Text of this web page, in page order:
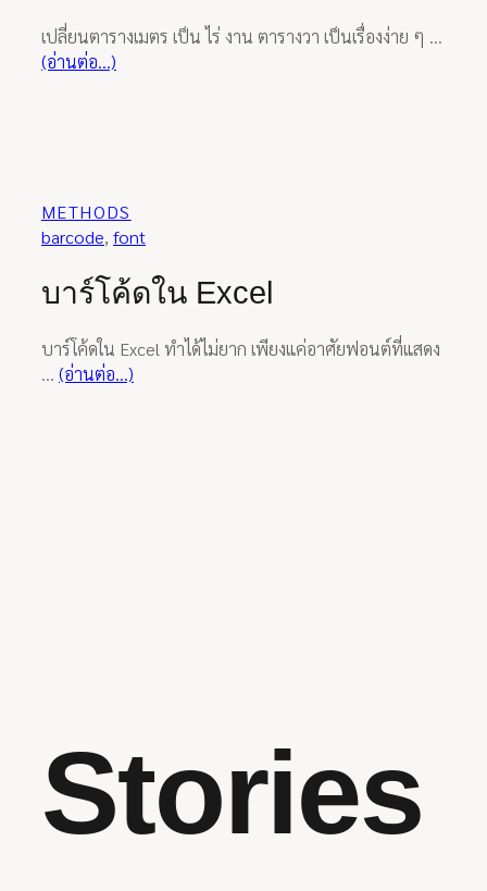
เปลี่ยนตารางเมตร เป็น ไร่ งาน ตารางวา เป็นเรื่องง่าย ๆ …
(อ่านต่อ…)
METHODS
barcode, font
บาร์โค้ดใน Excel
บาร์โค้ดใน Excel ทำได้ไม่ยาก เพียงแค่อาศัยฟอนต์ที่แสดง
… (อ่านต่อ…)
Stories